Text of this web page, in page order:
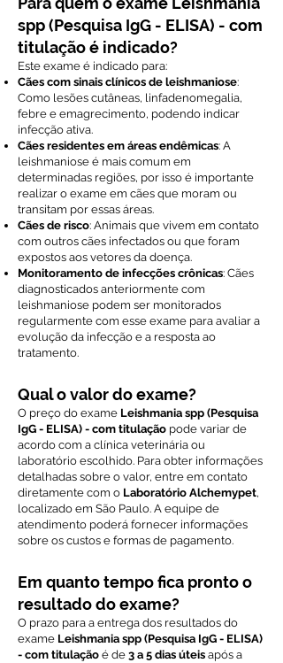
spp (Pesquisa IgG - ELISA) - com
titulação é indicado?
Este exame é indicado para:
Cães com sinais clínicos de leishmaniose:
Como lesões cutâneas, linfadenomegalia,
febre e emagrecimento, podendo indicar
infecção ativa.
Cães residentes em áreas endêmicas: A
leishmaniose é mais comum em
determinadas regiões, por isso é importante
realizar o exame em cães que moram ou
transitam por essas áreas.
Cães de risco: Animais que vivem em contato
com outros cães infectados ou que foram
expostos aos vetores da doença.
Monitoramento de infecções crônicas: Cães
diagnosticados anteriormente com
leishmaniose podem ser monitorados
regularmente com esse exame para avaliar a
evolução da infecção e a resposta ao
tratamento.
Qual o valor do exame?
O preço do exame Leishmania spp (Pesquisa
IgG - ELISA) - com titulação pode variar de
acordo com a clínica veterinária ou
laboratório escolhido. Para obter informações
detalhadas sobre o valor, entre em contato
diretamente com o Laboratório Alchemypet,
localizado em São Paulo. A equipe de
atendimento poderá fornecer informações
sobre os custos e formas de pagamento.
Em quanto tempo fica pronto o
resultado do exame?
O prazo para a entrega dos resultados do
exame Leishmania spp (Pesquisa IgG - ELISA)
- com titulação é de 3 a 5 dias úteis após a